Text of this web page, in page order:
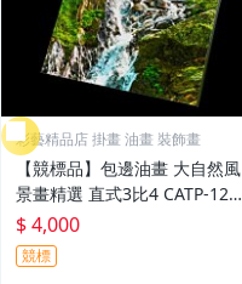
彩藝精品店 掛畫 油畫 裝飾畫
【競標品】包邊油畫 大自然風
景畫精選 直式3比4 CATP-123
10 93x68cm 印刷複製畫 台灣
製藝術掛畫 客製化全新品 裝潢
布置擺飾優選 藝術高級品
$ 4,000
競標